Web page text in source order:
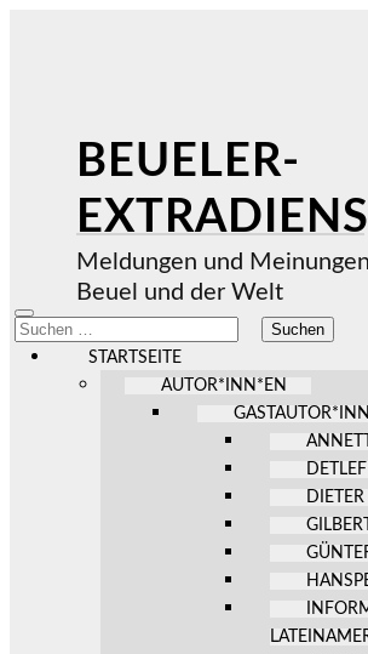
BEUELER-
Meldungen und
Beuel und der Welt
Mobile-
Menü
ein-/ausblenden
Suchen
nach:
STARTSEITE
AUTOR*INN*EN